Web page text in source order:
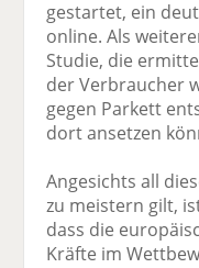
gestartet, ein
online. Als
Studie, die
der Verbraucher
gegen Parkett
dort ansetzen
Angesichts all
zu meistern gilt,
dass die
Kräfte im